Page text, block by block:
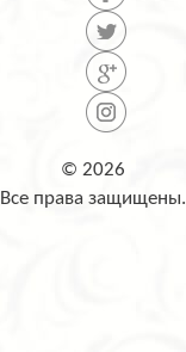
© 2026
Все права защищены.